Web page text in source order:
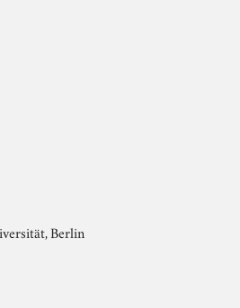
Berlin